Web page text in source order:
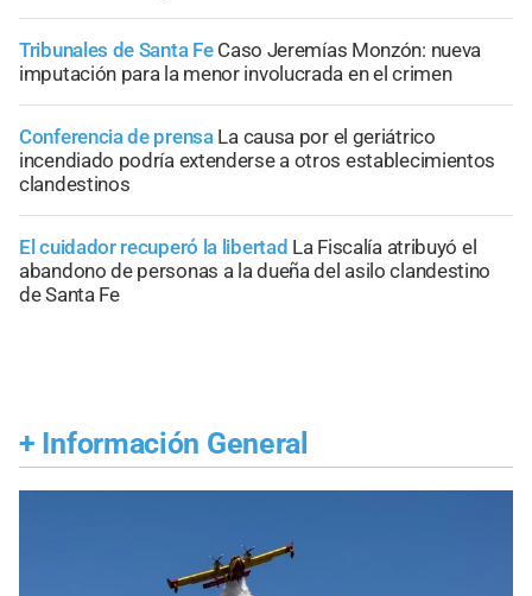
Tribunales de Santa Fe Caso Jeremías Monzón: nueva
imputación para la menor involucrada en el crimen
Conferencia de prensa La causa por el geriátrico
incendiado podría extenderse a otros establecimientos
clandestinos
El cuidador recuperó la libertad La Fiscalía atribuyó el
abandono de personas a la dueña del asilo clandestino
de Santa Fe
+ Información General